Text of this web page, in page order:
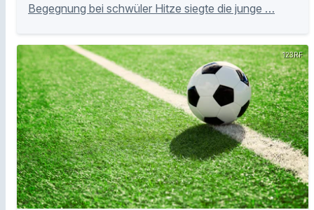
Begegnung bei schwüler Hitze siegte die junge …
123RF